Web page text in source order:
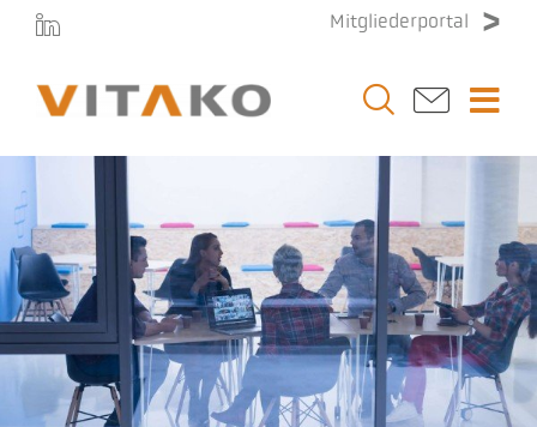
Zum
springen
Mitgliederportal
Vitako
Themen
Stellenmarkt
Veranstaltungen